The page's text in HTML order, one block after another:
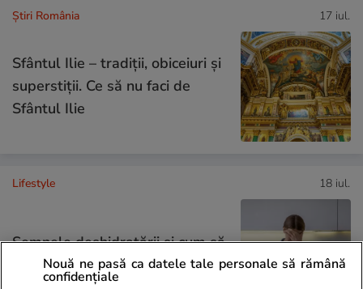
Știri România 17 iul.
Sfântul Ilie – tradiții, obiceiuri și
superstiții. Ce să nu faci de
Sfântul Ilie
Lifestyle 18 iul.
Semnele deshidratării și cum să
o previiNouă ne pasă ca datele tale personale să rămână
confidențiale